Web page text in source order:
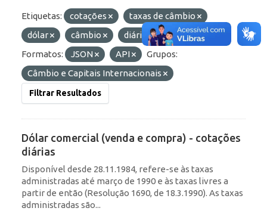
Etiquetas: cotações
taxas de câmbio
dólar
câmbio diárias
taxas
Formatos:
JSON API
Grupos:
Câmbio e Capitais Internacionais
Filtrar Resultados
Dólar comercial (venda e compra) - cotações
diárias
Disponível desde 28.11.1984, refere-se às taxas
administradas até março de 1990 e às taxas livres a
partir de então (Resolução 1690, de 18.3.1990). As taxas
administradas são...